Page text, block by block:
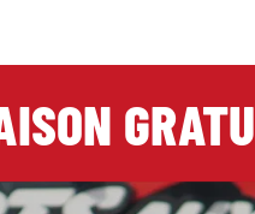
GRATUITE